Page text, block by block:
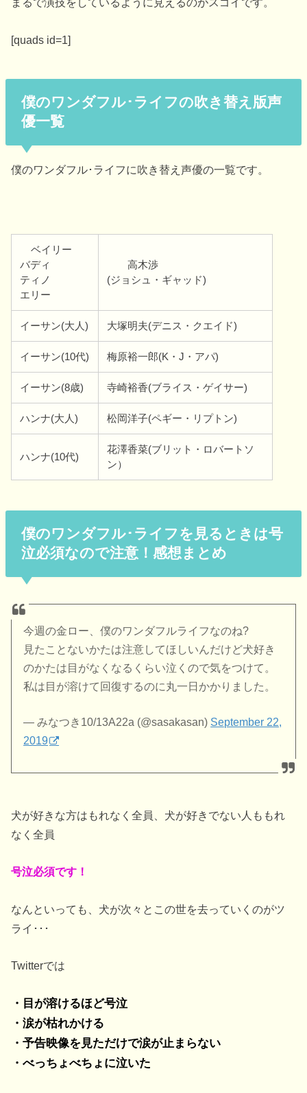
[quads id=1]
僕のワンダフル･ライフの吹き替え版声
優一覧
僕のワンダフル･ライフに吹き替え声優の一覧です。
ベイリー
バディ
ティノ
エリー
高木渉
(ジョシュ・ギャッド)
イーサン(大人) 大塚明夫(デニス・クエイド)
イーサン(10代) 梅原裕一郎(K・J・アパ)
イーサン(8歳) 寺崎裕香(ブライス・ゲイサー)
ハンナ(大人) 松岡洋子(ペギー・リプトン)
ハンナ(10代)
花澤香菜(ブリット・ロバートソ
ン）
僕のワンダフル･ライフを見るときは号
泣必須なので注意！感想まとめ
今週の金ロー、僕のワンダフルライフなのね?
見たことないかたは注意してほしいんだけど犬好き
のかたは目がなくなるくらい泣くので気をつけて。
私は目が溶けて回復するのに丸一日かかりました。
— みなつき10/13A22a (@sasakasan) September 22,
2019
犬が好きな方はもれなく全員、犬が好きでない人ももれ
なく全員
号泣必須です！
なんといっても、犬が次々とこの世を去っていくのがツ
ライ･･･
Twitterでは
・目が溶けるほど号泣
・涙が枯れかける
・予告映像を見ただけで涙が止まらない
・べっちょべちょに泣いた